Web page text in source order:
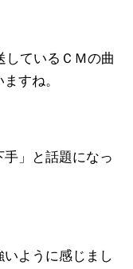
しているＣＭの曲
すね。
」と話題になっ
ように感じまし